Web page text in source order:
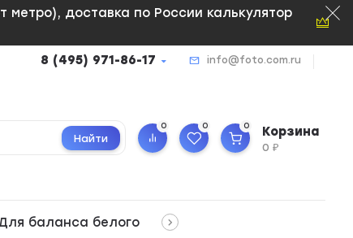
доставка по России калькулятор
8 (495) 971-86-17 info@foto.com.ru
Найти
0 0 0 Корзина
0₽
баланса белого